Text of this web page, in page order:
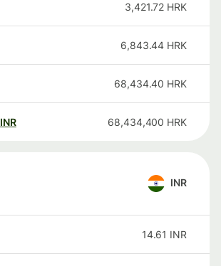
3,421.72 HRK
6,843.44 HRK
68,434.40 HRK
INR 68,434,400 HRK
INR
14.61 INR